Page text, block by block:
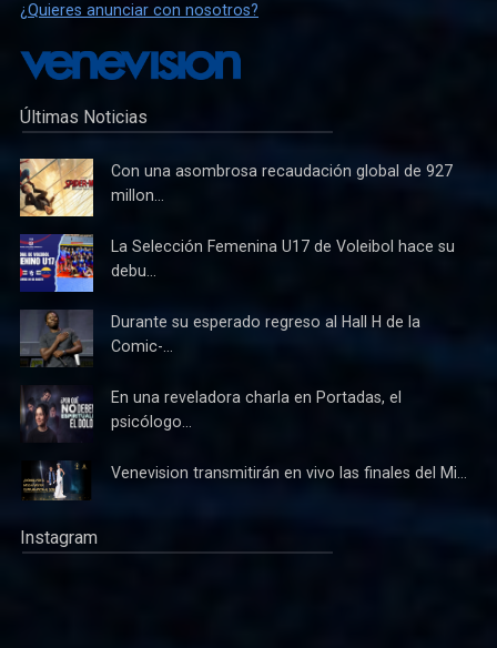
¿Quieres anunciar con nosotros?
Últimas Noticias
Con una asombrosa recaudación global de 927
millon...
La Selección Femenina U17 de Voleibol hace su
debu...
Durante su esperado regreso al Hall H de la
Comic-...
En una reveladora charla en Portadas, el
psicólogo...
Venevision transmitirán en vivo las finales del Mi...
Instagram